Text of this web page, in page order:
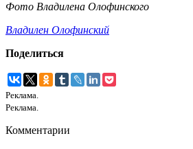
Фото Владилена Олофинского
Владилен Олофинский
Поделиться
Реклама.
Реклама.
Комментарии